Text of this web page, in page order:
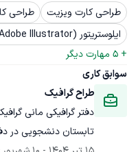
طراحی کارت ویزیت
طراحی
ایلوستریتور (Adobe Illustrator)
+
5 مهارت دیگر
سوابق کاری
طراح گرافیک
دفتر گرافیکی مانی
تابستان دنشجویی در